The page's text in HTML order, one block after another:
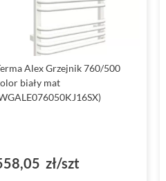
Alex Grzejnik 760/500
biały mat
zł/szt